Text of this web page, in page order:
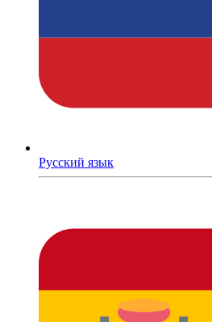
Русский язык